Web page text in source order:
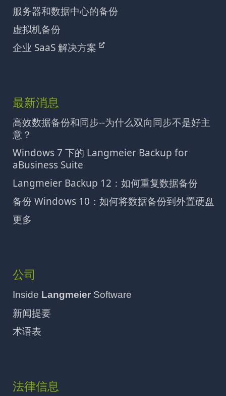
服务器和数据中心的备份
虚拟机备份
企业 SaaS 解决方案
最新消息
高效数据备份和同步--为什么双向同步不是好主
意？
Windows 7 下的 Langmeier Backup for
aBusiness Suite
Langmeier Backup 12：如何重复数据备份
备份 Windows 10：如何将数据备份到外置硬盘
更多
公司
Inside Langmeier Software
新闻提要
术语表
法律信息